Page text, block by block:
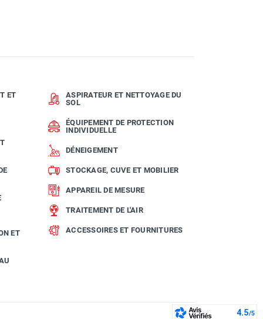
ET
ET
ASPIRATEUR ET NETTOYAGE DU
SOL
ÉQUIPEMENT DE PROTECTION
INDIVIDUELLE
DÉNEIGEMENT
STOCKAGE, CUVE ET MOBILIER
APPAREIL DE MESURE
TRAITEMENT DE L'AIR
ACCESSOIRES ET FOURNITURES